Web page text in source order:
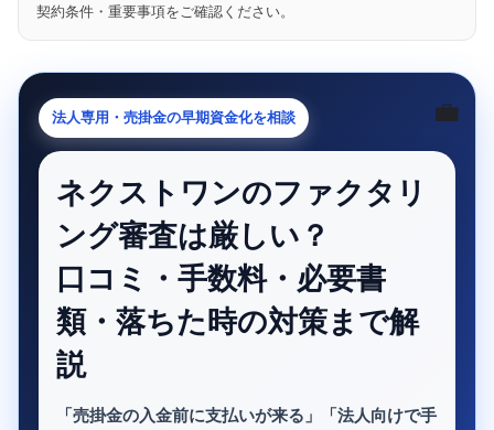
契約条件・重要事項をご確認ください。
💼
法人専用・売掛金の早期資金化を相談
ネクストワンのファクタリ
ング審査は厳しい？
口コミ・手数料・必要書
類・落ちた時の対策まで解
説
「売掛金の入金前に支払いが来る」「法人向けで手